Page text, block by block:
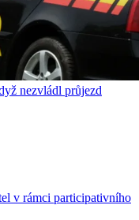
nezvládl průjezd
v rámci participativního